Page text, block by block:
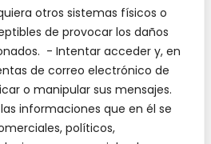
otros sistemas físicos o
de provocar los daños
- Intentar acceder y, en
de correo electrónico de
o manipular sus mensajes.
informaciones que en él se
políticos,